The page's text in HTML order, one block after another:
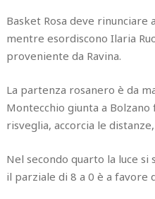
Basket Rosa deve rinunciare
mentre esordiscono Ilaria
proveniente da Ravina.
La partenza rosanero è da
Montecchio giunta a
risveglia, accorcia le
Nel secondo quarto la luce
il parziale di 8 a 0 è a favore